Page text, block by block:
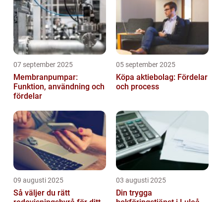
07 september 2025
Membranpumpar:
Funktion, användning och
fördelar
05 september 2025
Köpa aktiebolag: Fördelar
och process
09 augusti 2025
Så väljer du rätt
03 augusti 2025
Din trygga